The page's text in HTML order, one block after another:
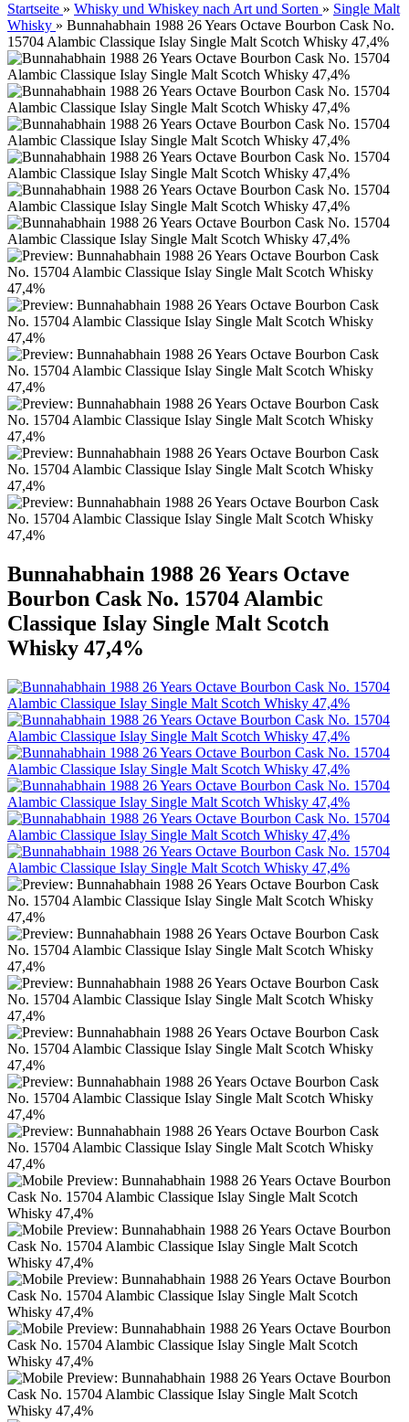
Startseite » Whisky und Whiskey nach Art und Sorten » Single Malt
Whisky » Bunnahabhain 1988 26 Years Octave Bourbon Cask No.
15704 Alambic Classique Islay Single Malt Scotch Whisky 47,4%
Bunnahabhain 1988 26 Years Octave
Bourbon Cask No. 15704 Alambic
Classique Islay Single Malt Scotch
Whisky 47,4%